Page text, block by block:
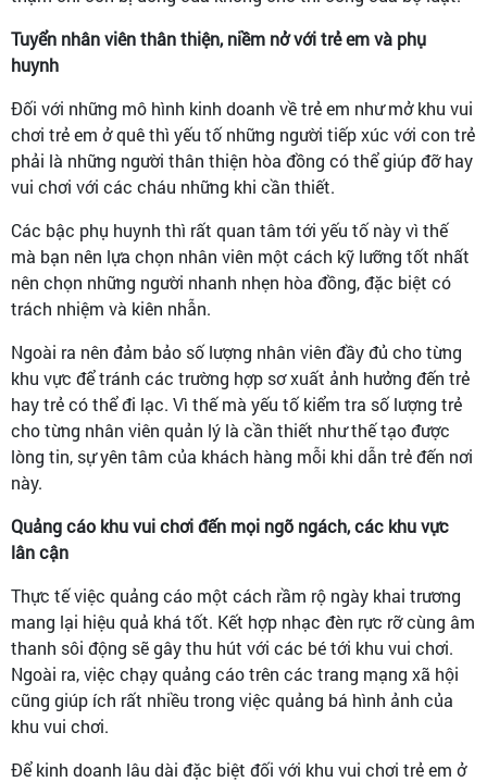
Tuyển nhân viên thân thiện, niềm nở với trẻ em và phụ
huynh
Đối với những mô hình kinh doanh về trẻ em như mở khu vui
chơi trẻ em ở quê thì yếu tố những người tiếp xúc với con trẻ
phải là những người thân thiện hòa đồng có thể giúp đỡ hay
vui chơi với các cháu những khi cần thiết.
Các bậc phụ huynh thì rất quan tâm tới yếu tố này vì thế
mà bạn nên lựa chọn nhân viên một cách kỹ lưỡng tốt nhất
nên chọn những người nhanh nhẹn hòa đồng, đặc biệt có
trách nhiệm và kiên nhẫn.
Ngoài ra nên đảm bảo số lượng nhân viên đầy đủ cho từng
khu vực để tránh các trường hợp sơ xuất ảnh hưởng đến trẻ
hay trẻ có thể đi lạc. Vì thế mà yếu tố kiểm tra số lượng trẻ
cho từng nhân viên quản lý là cần thiết như thế tạo được
lòng tin, sự yên tâm của khách hàng mỗi khi dẫn trẻ đến nơi
này.
Quảng cáo khu vui chơi đến mọi ngõ ngách, các khu vực
lân cận
Thực tế việc quảng cáo một cách rầm rộ ngày khai trương
mang lại hiệu quả khá tốt. Kết hợp nhạc đèn rực rỡ cùng âm
thanh sôi động sẽ gây thu hút với các bé tới khu vui chơi.
Ngoài ra, việc chạy quảng cáo trên các trang mạng xã hội
cũng giúp ích rất nhiều trong việc quảng bá hình ảnh của
khu vui chơi.
Để kinh doanh lâu dài đặc biệt đối với khu vui chơi trẻ em ở